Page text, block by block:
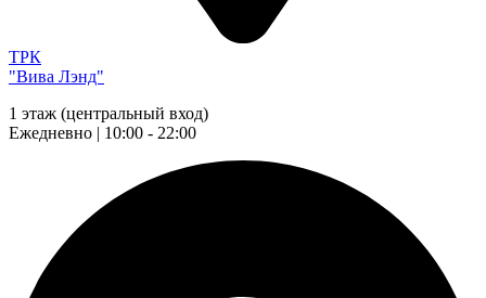
ТРК
"Вива Лэнд"
1 этаж (центральный вход)
Ежедневно | 10:00 - 22:00